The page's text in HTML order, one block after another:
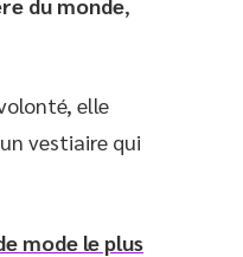
elle
vestiaire qui
mode le plus